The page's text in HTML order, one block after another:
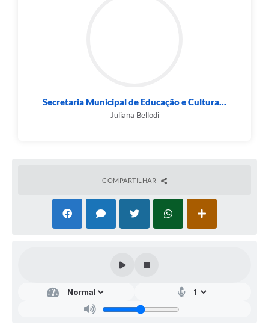
Secretaria Municipal de Educação e Cultura...
Juliana Bellodi
COMPARTILHAR